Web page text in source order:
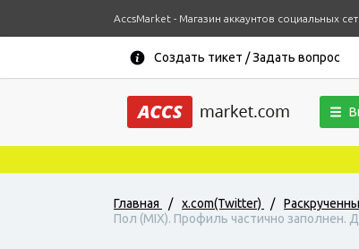
AccsMarket - Магазин аккаунтов социальных
Создать тикет / Задать вопрос
Главная / x.com(Twitter) /
Пол (MIX). Профиль частично заполнен.